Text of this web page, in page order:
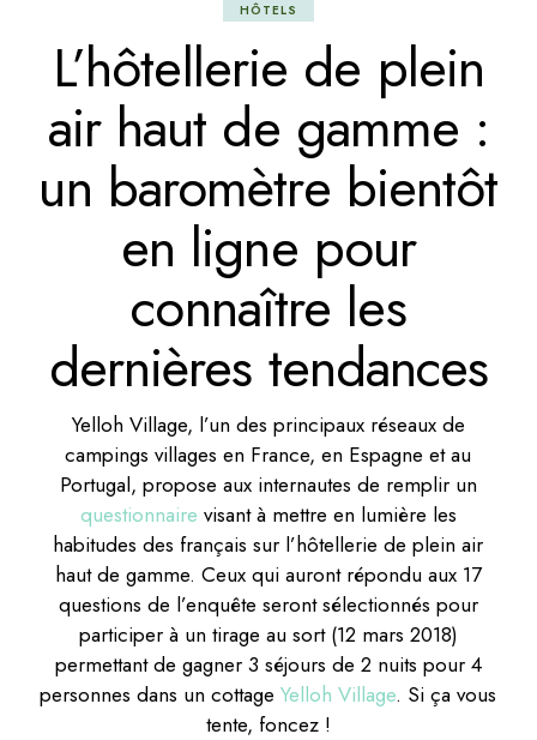
HÔTELS
L’hôtellerie de plein
air haut de gamme :
un baromètre bientôt
en ligne pour
connaître les
dernières tendances
Yelloh Village, l’un des principaux réseaux de
campings villages en France, en Espagne et au
Portugal, propose aux internautes de remplir un
questionnaire visant à mettre en lumière les
habitudes des français sur l’hôtellerie de plein air
haut de gamme. Ceux qui auront répondu aux 17
questions de l’enquête seront sélectionnés pour
participer à un tirage au sort (12 mars 2018)
permettant de gagner 3 séjours de 2 nuits pour 4
personnes dans un cottageYelloh Village. Si ça vous
tente, foncez !